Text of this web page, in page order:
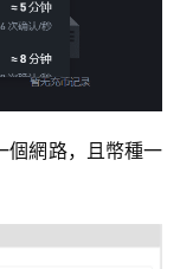
個網路，且幣種一